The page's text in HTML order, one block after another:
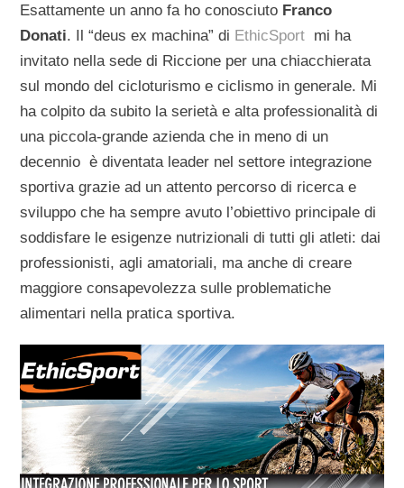
Esattamente un anno fa ho conosciuto Franco
Donati. Il “deus ex machina” di EthicSport mi ha
invitato nella sede di Riccione per una chiacchierata
sul mondo del cicloturismo e ciclismo in generale. Mi
ha colpito da subito la serietà e alta professionalità di
una piccola-grande azienda che in meno di un
decennio è diventata leader nel settore integrazione
sportiva grazie ad un attento percorso di ricerca e
sviluppo che ha sempre avuto l’obiettivo principale di
soddisfare le esigenze nutrizionali di tutti gli atleti: dai
professionisti, agli amatoriali, ma anche di creare
maggiore consapevolezza sulle problematiche
alimentari nella pratica sportiva.